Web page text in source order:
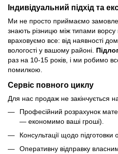
Індивідуальний підхід та
Ми не просто приймаємо
знають різницю між типами
враховуємо все: від наявності
вологості у вашому районі.
раз на 10-15 років, і ми робимо
помилкою.
Сервіс повного циклу
Для нас продаж не закінчується
Професійний розрахунок
— економимо ваші гроші).
Консультації щодо підготовки
Оперативну відправку